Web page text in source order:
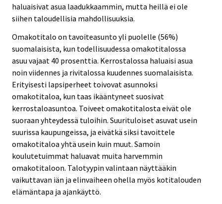
haluaisivat asua laadukkaammin, mutta heillä ei ole
siihen taloudellisia mahdollisuuksia.
Omakotitalo on tavoiteasunto yli puolelle (56%)
suomalaisista, kun todellisuudessa omakotitalossa
asuu vajaat 40 prosenttia. Kerrostalossa haluaisi asua
noin viidennes ja rivitalossa kuudennes suomalaisista.
Erityisesti lapsiperheet toivovat asunnoksi
omakotitaloa, kun taas ikääntyneet suosivat
kerrostaloasuntoa. Toiveet omakotitalosta eivät ole
suoraan yhteydessä tuloihin. Suurituloiset asuvat usein
suurissa kaupungeissa, ja eivätkä siksi tavoittele
omakotitaloa yhtä usein kuin muut. Samoin
koulutetuimmat haluavat muita harvemmin
omakotitaloon. Talotyypin valintaan näyttääkin
vaikuttavan iän ja elinvaiheen ohella myös kotitalouden
elämäntapa ja ajankäyttö.